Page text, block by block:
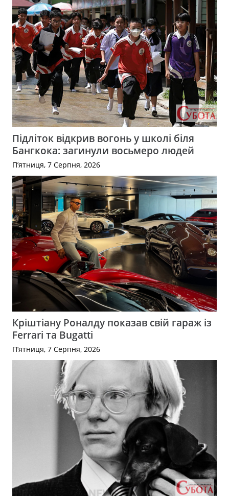
Підліток відкрив вогонь у школі біля
Бангкока: загинули восьмеро людей
П’ятниця, 7 Серпня, 2026
Кріштіану Роналду показав свій гараж із
Ferrari та Bugatti
П’ятниця, 7 Серпня, 2026